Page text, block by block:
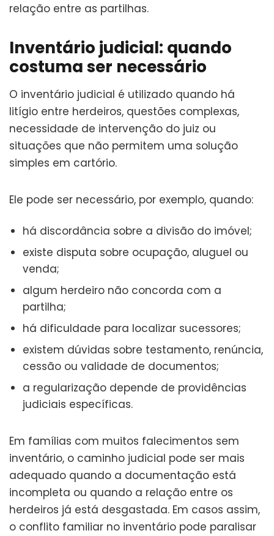
relação entre as partilhas.
Inventário judicial: quando
costuma ser necessário
O inventário judicial é utilizado quando há
litígio entre herdeiros, questões complexas,
necessidade de intervenção do juiz ou
situações que não permitem uma solução
simples em cartório.
Ele pode ser necessário, por exemplo, quando:
há discordância sobre a divisão do imóvel;
existe disputa sobre ocupação, aluguel ou
venda;
algum herdeiro não concorda com a
partilha;
há dificuldade para localizar sucessores;
existem dúvidas sobre testamento, renúncia,
cessão ou validade de documentos;
a regularização depende de providências
judiciais específicas.
Em famílias com muitos falecimentos sem
inventário, o caminho judicial pode ser mais
adequado quando a documentação está
incompleta ou quando a relação entre os
herdeiros já está desgastada. Em casos assim,
o conflito familiar no inventário pode paralisar